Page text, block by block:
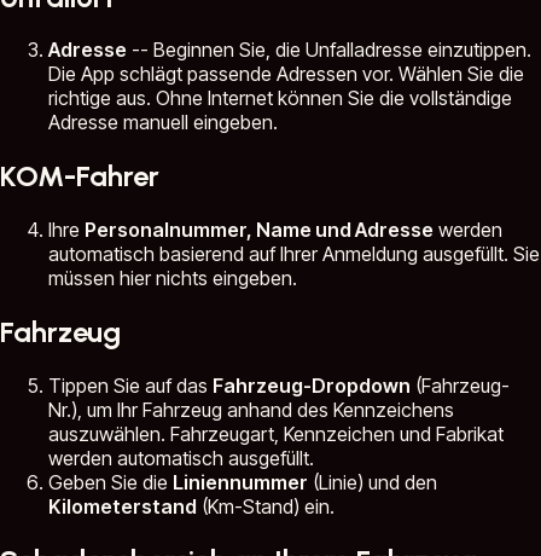
Adresse -- Beginnen Sie, die Unfalladresse einzutippen.
Die App schlägt passende Adressen vor. Wählen Sie die
richtige aus. Ohne Internet können Sie die vollständige
Adresse manuell eingeben.
KOM-Fahrer
Ihre Personalnummer, Name und Adresse werden
automatisch basierend auf Ihrer Anmeldung ausgefüllt. Sie
müssen hier nichts eingeben.
Fahrzeug
Tippen Sie auf das Fahrzeug-Dropdown (Fahrzeug-
Nr.), um Ihr Fahrzeug anhand des Kennzeichens
auszuwählen. Fahrzeugart, Kennzeichen und Fabrikat
werden automatisch ausgefüllt.
Geben Sie die Liniennummer (Linie) und den
Kilometerstand (Km-Stand) ein.